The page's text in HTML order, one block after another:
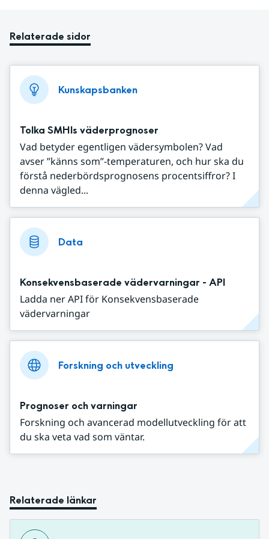
Relaterade sidor
Kunskapsbanken
Tolka SMHIs väderprognoser
Vad betyder egentligen vädersymbolen? Vad
avser ”känns som”-temperaturen, och hur ska du
förstå nederbördsprognosens procentsiffror? I
denna vägled...
Data
Konsekvensbaserade vädervarningar - API
Ladda ner API för Konsekvensbaserade
vädervarningar
Forskning och utveckling
Prognoser och varningar
Forskning och avancerad modellutveckling för att
du ska veta vad som väntar.
Relaterade länkar